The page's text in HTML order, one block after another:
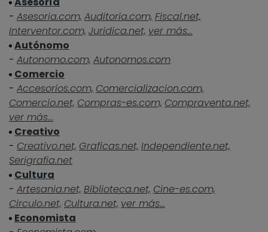
- Asesoria.com, Auditoria.com, Fiscal.net,
Interventor.com, Juridica.net, ver más...
Autónomo
- Autonomo.com, Autonomos.com
Comercio
- Accesorios.com, Comercializacion.com,
Comercio.net, Compras-es.com, Compraventa.net,
ver más...
Creativo
- Creativo.net, Graficas.net, Independiente.net,
Serigrafia.net
Cultura
- Artesania.net, Biblioteca.net, Cine-es.com,
Circulo.net, Cultura.net, ver más...
Economista